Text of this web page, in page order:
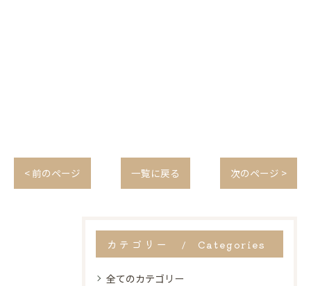
< 前のページ 一覧に戻る 次のページ >
カテゴリー Categories
全てのカテゴリー